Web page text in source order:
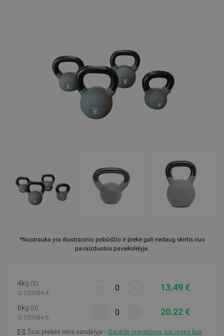
*Nuotrauka yra iliustracinio pobūdžio ir prekė gali nedaug skirtis nuo
pavaizduotos paveikslėlyje.
4kg (2)
G-100584-4
13.49 €
6kg (0)
G-100584-6
20.22 €
Šios prekės nėra sandėlyje - Gaukite pranešimą, kai prekė bus